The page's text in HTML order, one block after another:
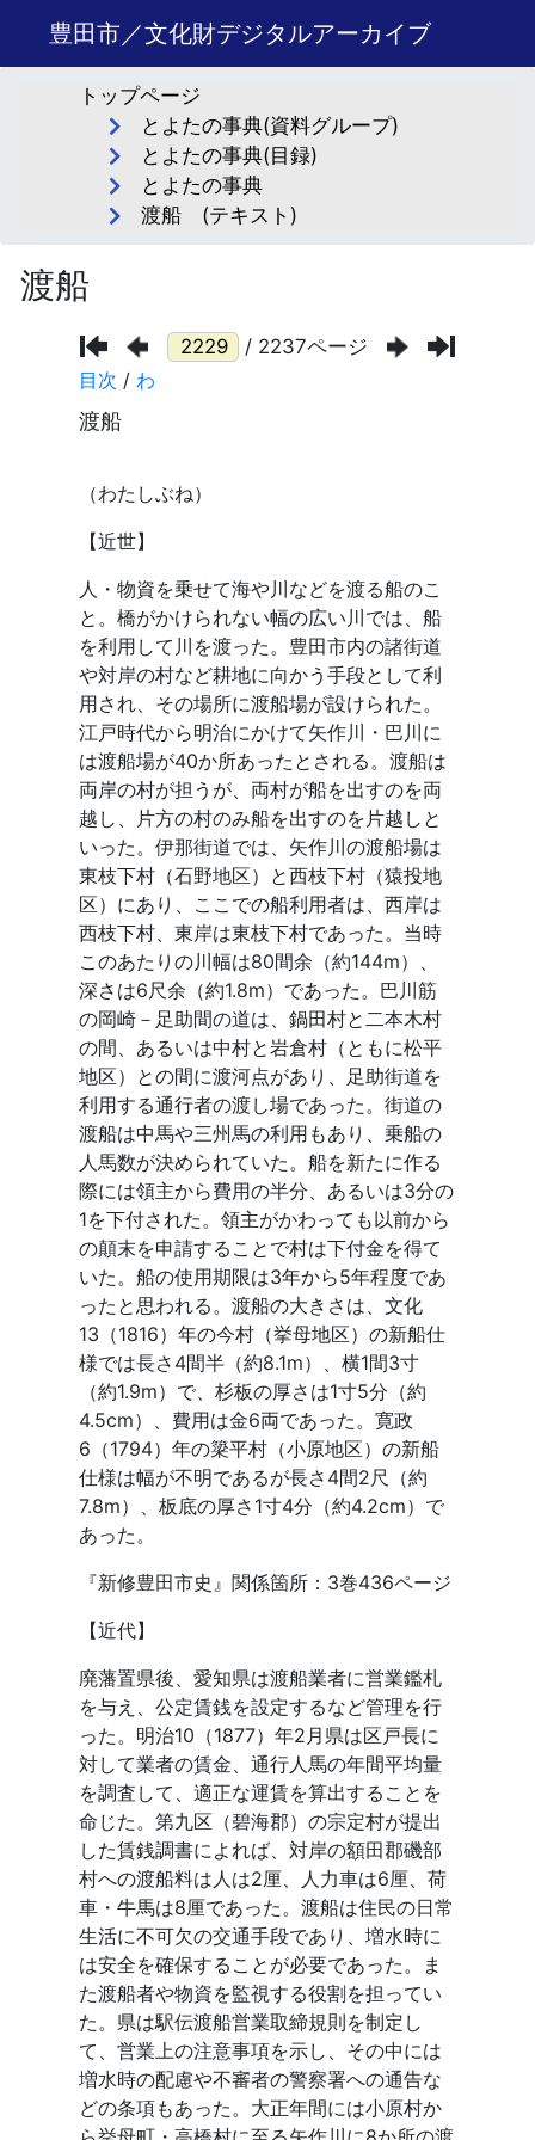
豊田市／文化財デジタルアーカイブ
トップページ
とよたの事典(資料グループ)
とよたの事典(目録)
とよたの事典
渡船 (テキスト)
渡船
/ 2237ページ